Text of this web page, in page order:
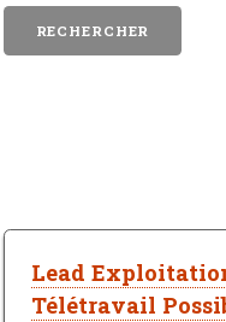
Lead
Télétravail